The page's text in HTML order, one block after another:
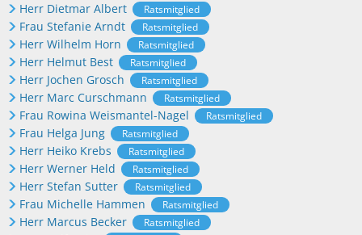
Herr Dietmar Albert Ratsmitglied
Frau Stefanie Arndt Ratsmitglied
Herr Wilhelm Horn Ratsmitglied
Herr Helmut Best Ratsmitglied
Herr Jochen Grosch Ratsmitglied
Herr Marc Curschmann Ratsmitglied
Frau Rowina Weismantel-Nagel Ratsmitglied
Frau Helga Jung Ratsmitglied
Herr Heiko Krebs Ratsmitglied
Herr Werner Held Ratsmitglied
Herr Stefan Sutter Ratsmitglied
Frau Michelle Hammen Ratsmitglied
Herr Marcus Becker Ratsmitglied